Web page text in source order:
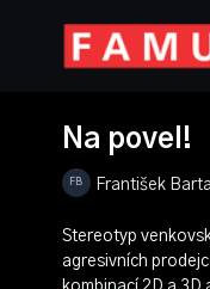
Na povel!
František Barta
Stereotyp
agresivních